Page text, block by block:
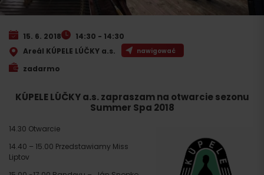
KÚPELE LÚČKY a.s. zapraszam na otwarcie sezonu
Summer Spa 2018
14.30 Otwarcie
14.40 – 15.00 Przedstawiamy Miss
Liptov
15. 6. 2018
14:30 - 14:30
Areál KÚPELE LÚČKY a.s.
nawigować
zadarmo